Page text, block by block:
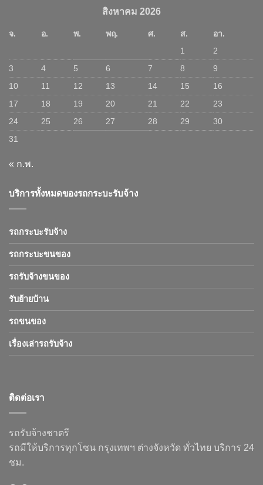
สิงหาคม 2026
จ. อ. พ. พฤ. ศ. ส.
อา.
1
2
3
4 5 6 7 8
9
10
11 12 13 14 15
16
17
18 19 20 21 22
23
24
25 26 27 28 29
30
31
« ก.พ.
บริการทั้งหมดของรถกระบะรับจ้าง
รถกระบะรับจ้าง
รถกระบะขนของ
รถรับจ้างขนของ
รับย้ายบ้าน
รถขนของ
เรื่องเล่ารถรับจ้าง
ติดต่อเรา
รถรับจ้างชาตรี
รถมีให้บริการทุกโซน กรุงเทพฯ ต่างจังหวัด ทั่วไทย บริการ 24
ชม.